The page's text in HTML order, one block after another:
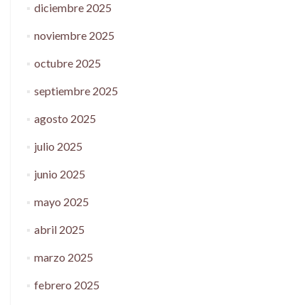
diciembre 2025
noviembre 2025
octubre 2025
septiembre 2025
agosto 2025
julio 2025
junio 2025
mayo 2025
abril 2025
marzo 2025
febrero 2025